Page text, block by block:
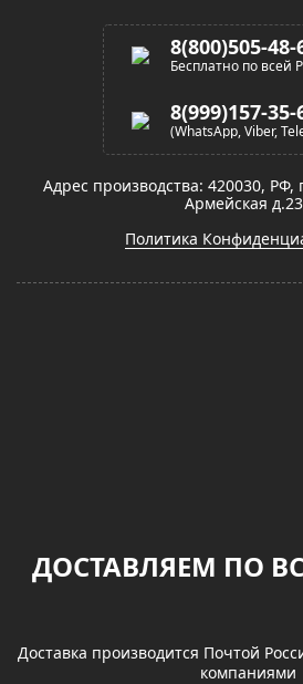
8(800)505-48-
Бесплатно по всей
8(999)157-35-
(WhatsApp, Viber,
Адрес производства: 420030, РФ,
Армейская
Политика
ДОСТАВЛЯЕМ ПО
Доставка производится Почтой
компаниями